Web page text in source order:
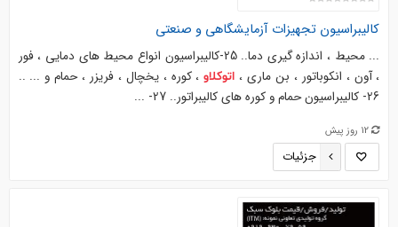
کالیبراسیون تجهیزات آزمایشگاهی و صنعتی
... محیط ، اندازه گیری دما.. 25-کالیبراسیون انواع محیط های دمایی ، فور
، آون ، انکوباتور ، بن ماری ، اتوکلاو، کوره ، یخچال ، فریزر ، حمام و ... ..
26- کالیبراسیون حمام و کوره های کالیبراتور.. 27- ...
12 روز پیش
جزئیات